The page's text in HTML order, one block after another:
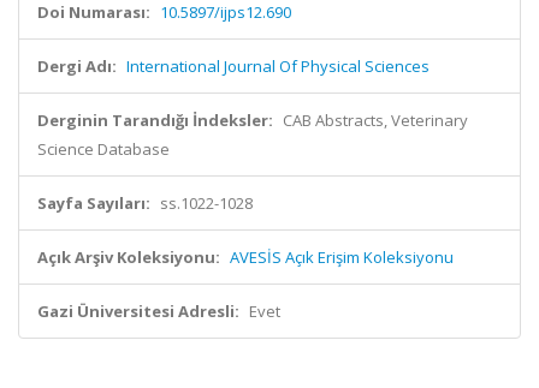
Doi Numarası: 10.5897/ijps12.690
Dergi Adı: International Journal Of Physical Sciences
Derginin Tarandığı İndeksler: CAB Abstracts, Veterinary
Science Database
Sayfa Sayıları: ss.1022-1028
Açık Arşiv Koleksiyonu: AVESİS Açık Erişim Koleksiyonu
Gazi Üniversitesi Adresli: Evet